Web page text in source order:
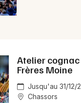
Atelier cognac
Frères Moine
Jusqu'au 31/12/
Chassors